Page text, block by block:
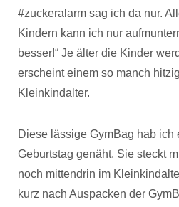
#zuckeralarm sag ich da nur.
Kindern kann ich nur
besser!“ Je älter die Kinder
erscheint einem so manch
Kleinkindalter.
Diese lässige GymBag hab ich
Geburtstag genäht. Sie steckt
noch mittendrin im
kurz nach Auspacken der